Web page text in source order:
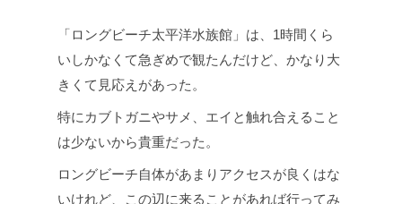
「ロングビーチ太平洋水族館」は、1時間くら
いしかなくて急ぎめで観たんだけど、かなり大
きくて見応えがあった。
特にカブトガニやサメ、エイと触れ合えること
は少ないから貴重だった。
ロングビーチ自体があまりアクセスが良くはな
いけれど、この辺に来ることがあれば行ってみ